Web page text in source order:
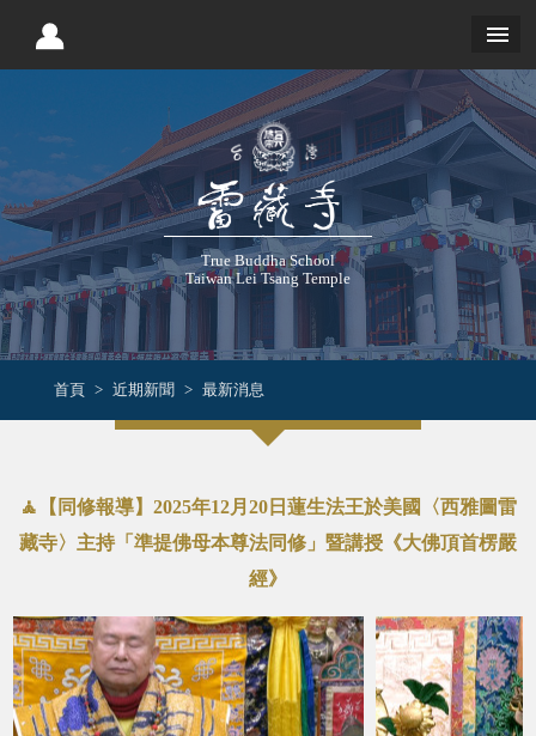
True Buddha School
Taiwan Lei Tsang Temple
首頁 近期新聞 最新消息
🧘【同修報導】2025年12月20日蓮生法王於美國〈西雅圖雷
藏寺〉主持「準提佛母本尊法同修」暨講授《大佛頂首楞嚴
經》